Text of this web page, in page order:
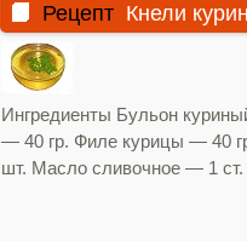
Рецепт Кнели
Ингредиенты Бульон
— 40 гр. Филе курицы — 40
шт. Масло сливочное — 1